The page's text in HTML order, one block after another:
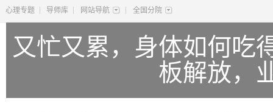
心理专题 导师库 网站导航 全国分院
又忙又累，身体如何吃
板解放，